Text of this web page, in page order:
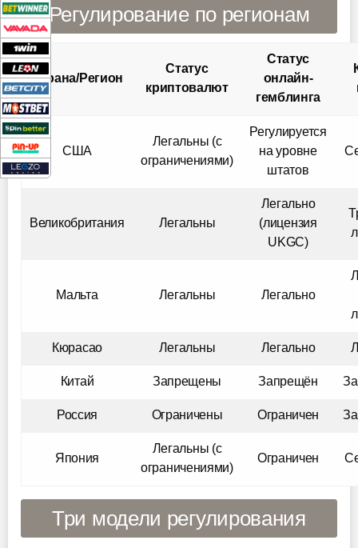
Регулирование по регионам
Страна/Регион
Статус
криптовалют
Статус
онлайн-
гемблинга
США
Легальны (с
ограничениями)
Регулируется
на уровне
штатов
Великобритания Легальны
Легально
(лицензия
UKGC)
Мальта Легальны Легально
Кюрасао Легальны Легально
Китай Запрещены Запрещён
Россия Ограничены Ограничен
Япония
Легальны (с
ограничениями)
Ограничен
Три модели регулирования